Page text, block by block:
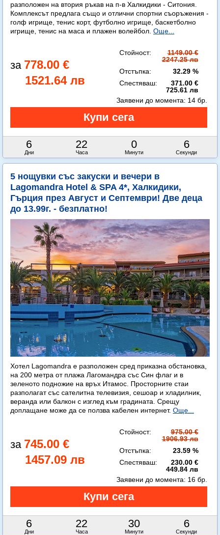
разположен на втория ръкав на п-в Халкидики - Ситония.
Комплексът предлага също и отлични спортни съоръжения -
голф игрище, тенис корт, футболно игрище, баскетболно
игрище, тенис на маса и плажен волейбол. Още...
778.00 €
1521.64 лв
Стойност:
1149.00 €
2247.25 лв
Отстъпка:
32.29 %
Спестяваш:
371.00 €
725.61 лв
6
Дни
22
Часа
0
Минути
4
Секунди
Заявени до момента: 14 бр.
5 нощувки със закуски и вечери в
Lagomandra Hotel & SPA 4*, Халкидики,
Гърция през Август и Септември! Две деца
до 13.99г. - безплатно!
Хотел Lagomandra е разположен сред приказна обстановка,
на 200 метра от плажа Лагомандра със Син флаг и в
зеленото подножие на връх Итамос. Просторните стаи
разполагат със сателитна телевизия, сешоар и хладилник,
веранда или балкон с изглед към градината. Срещу
доплащане може да се ползва кабелен интернет. Още...
745.00 €
1457.09 лв
Стойност:
975.00 €
1906.93 лв
Отстъпка:
23.59 %
Спестяваш:
230.00 €
449.84 лв
6
Дни
22
Часа
30
Минути
4
Секунди
Заявени до момента: 16 бр.